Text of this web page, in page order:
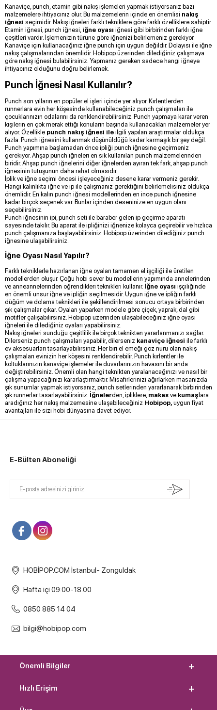
Kanaviçe, punch, etamin gibi nakış işlemeleri yapmak istiyorsanız bazı
malzemelere ihtiyacınız olur. Bu malzemelerin içinde en önemlisi nakış
iğnesi seçimidir. Nakış iğneleri farklı tekniklere göre farklı özelliklere sahiptir.
Etamin iğnesi, punch iğnesi, iğne oyası iğnesi gibi birbirinden farklı iğne
çeşitleri vardır. İşlemenizin türüne göre iğnenizi belirlemeniz gerekiyor.
Kanaviçe için kullanacağınız iğne punch için uygun değildir. Dolayısı ile iğne
nakış çalışmalarından önemlidir. Hobipop üzerinden dilediğiniz çalışmaya
göre nakış iğnesi bulabilirsiniz. Yapmanız gereken sadece hangi iğneye
ihtiyacınız olduğunu doğru belirlemek.
Punch İğnesi Nasıl Kullanılır?
Punch son yılların en popüler el işleri içinde yer alıyor. Kırlentlerden
runnerlara evin her köşesinde kullanabileceğiniz punch çalışmaları ile
çocuklarınızın odalarını da renklendirebilirsiniz. Punch yapmaya karar veren
kişilerin en çok merak ettiği konuların başında kullanacakları malzemeler yer
alıyor. Özellikle punch nakış iğnesi ile ilgili yapılan araştırmalar oldukça
fazla. Punch iğnesini kullanmak düşünüldüğü kadar karmaşık bir şey değil.
Punch yapımına başlamadan önce ipliği punch iğnesine geçirmeniz
gerekiyor. Ahşap punch iğneleri en sık kullanılan punch malzemelerinden
biridir. Ahşap punch iğnelerini diğer iğnelerden ayıran tek fark, ahşap punch
iğnesinin tutuşunun daha rahat olmasıdır.
İplik ve iğne seçimi öncesi işleyeceğiniz desene karar vermeniz gerekir.
Hangi kalınlıkta iğne ve ip ile çalışmanız gerektiğini belirlemelisiniz oldukça
önemlidir. En kalın punch iğnesi modellerinden en ince punch iğnesine
kadar birçok seçenek var. Bunlar içinden deseninize en uygun olanı
seçebilirsiniz.
Punch iğnesinin ipi, punch seti ile baraber gelen ip geçirme aparatı
sayesinde takılır. Bu aparat ile ipliğinizi iğnenize kolayca geçirebilir ve hızlıca
punch çalışmanıza başlayabilirsiniz. Hobipop üzerinden dilediğiniz punch
iğnesine ulaşabilirsiniz.
İğne Oyası Nasıl Yapılır?
Farklı tekniklerle hazırlanan iğne oyaları tamamen el işçiliği ile üretilen
modellerden oluşur. Çoğu hobi sever bu modellerin yapımında annelerinden
ve anneannelerinden öğrendikleri teknikleri kullanır. İğne oyası işçiliğinde
en önemli unsur iğne ve ipliğin seçilmesidir. Uygun iğne ve ipliğin farklı
düğüm ve dolama teknikleri ile şekillendirilmesi sonucu ortaya birbirinden
şık çalışmalar çıkar. Oyaları yaparken modele göre çiçek, yaprak, dal gibi
motifler çalışabilirsiniz. Hobipop üzerinden ulaşabileceğiniz iğne oyası
iğneleri ile dilediğiniz oyaları yapabilirsiniz.
Nakış iğneleri sunduğu çeşitlilik ile birçok teknikten yararlanmanızı sağlar.
Dilerseniz punch çalışmaları yapabilir, dilerseniz kanaviçe iğnesi ile farklı
ev aksesuarları tasarlayabilirsiniz. Her biri el emeği göz nuru olan nakış
çalışmaları evinizin her köşesini renklendirebilir. Punch kırlentler ile
koltuklarınızın kanaviçe işlemeler ile duvarlarınızın havasını bir anda
değiştirebilirsiniz. Önemli olan hangi teknikten yaralanacağınızı ve nasıl bir
çalışma yapacağınızı kararlaştırmaktır. Misafirlerinizi ağırlarken masanızda
şık sunumlar yapmak istiyorsanız, punch setlerinden yararlanarak birbirinden
şık runnerlar tasarlayabilirsiniz. İğnelerden, ipliklere, makas ve kumaşlara
aradığınız her nakış malzemesine ulaşabileceğiniz Hobipop, uygun fiyat
avantajları ile sizi hobi dünyasına davet ediyor.
E-Bülten Aboneliği
HOBİPOP.COM İstanbul- Zonguldak
Hafta içi 09:00-18.00
0850 885 14 04
bilgi@hobipop.com
Önemli Bilgiler
Hızlı Erişim